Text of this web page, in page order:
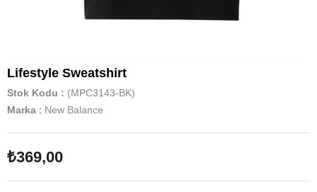
Lifestyle Sweatshirt
Stok Kodu
(MPC3143-BK)
Marka : New Balance
₺369,00